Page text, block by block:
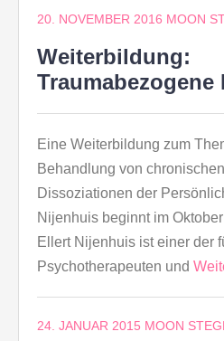
20. NOVEMBER 2016 MOON
Weiterbildung:
Eine Weiterbildung zum
Behandlung von
Dissoziationen der
Nijenhuis beginnt im
Ellert Nijenhuis ist einer der
Psychotherapeuten und
24. JANUAR 2015 MOON